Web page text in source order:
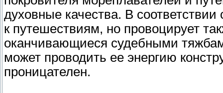
духовные качества. В
к путешествиям, но провоцирует
оканчивающиеся судебными
может проводить ее энергию
проницателен.